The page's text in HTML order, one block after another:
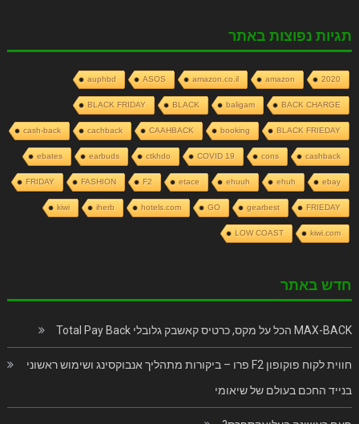
תגיות נפוצות באתר
2020
amazon
amazon.co.il
ASOS
auphbd
BACK CHARGE
baligam
BLACK
BLACK FRIDAY
BLACK FRIEDAY
booking
CAAHBACK
cachback
cash-back
cashback
cons
COVID 19
ctkhdo
earbuds
ebates
ebay
ehuh
ehuuh
etace
F2
FASHION
FRIDAY
FRIEDAY
gearbest
GO
hotels.com
iherb
kiwi
kiwi.com
LOW COAST
חדש באתר
MAX-BACK הכל על מקס, כרטיס קאשבק גלובלי Total Pay Back
חווית לקוח פוקופון F2 פרו – ביקורות מתהליך אנבוקסינג ושימוש ראשוני
בנייד החכם בעולם של שיאומי